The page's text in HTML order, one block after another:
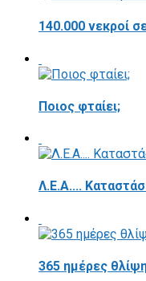
140.000 νεκροί
Ποιος φταίει;
Λ.Ε.Α....
365 ημέρες